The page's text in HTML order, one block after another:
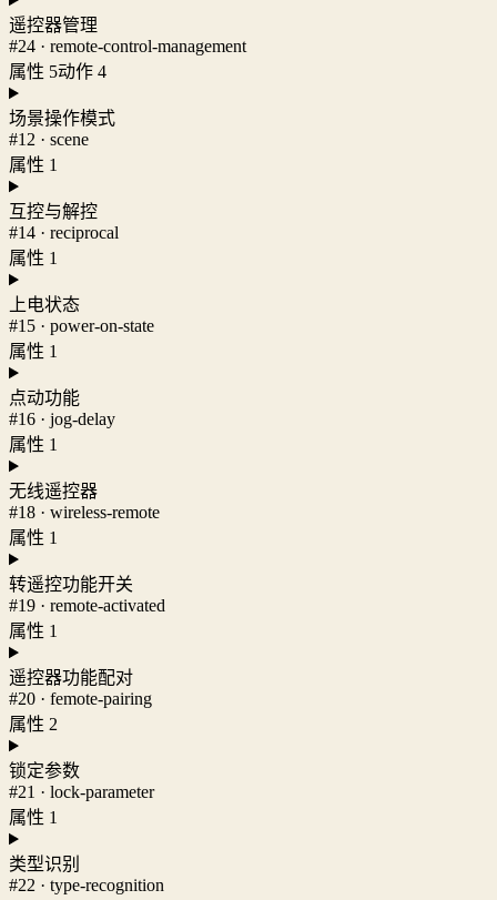
遥控器管理
#24 · remote-control-management
属性 5动作 4
场景操作模式
#12 · scene
属性 1
互控与解控
#14 · reciprocal
属性 1
上电状态
#15 · power-on-state
属性 1
点动功能
#16 · jog-delay
属性 1
无线遥控器
#18 · wireless-remote
属性 1
转遥控功能开关
#19 · remote-activated
属性 1
遥控器功能配对
#20 · femote-pairing
属性 2
锁定参数
#21 · lock-parameter
属性 1
类型识别
#22 · type-recognition